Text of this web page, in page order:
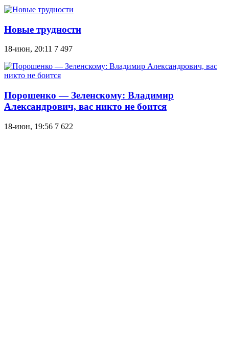
Новые трудности
18-июн, 20:11 7 497
Порошенко — Зеленскому: Владимир
Александрович, вас никто не боится
18-июн, 19:56 7 622